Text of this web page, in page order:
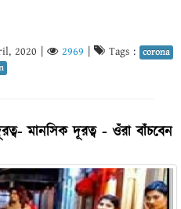
2020 2969 Tags : corona
মানসিক দূরত্ব - ওঁরা বাঁচবেন